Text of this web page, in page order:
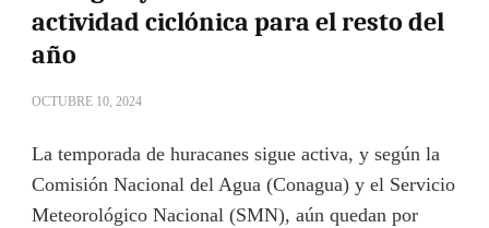
actividad ciclónica para el resto del
año
OCTUBRE 10, 2024
La temporada de huracanes sigue activa, y según la
Comisión Nacional del Agua (Conagua) y el Servicio
Meteorológico Nacional (SMN), aún quedan por